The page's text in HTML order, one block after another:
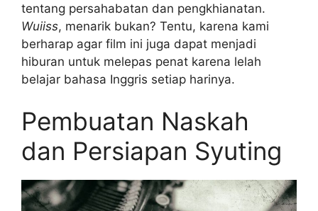
tentang persahabatan dan pengkhianatan.
Wuiiss, menarik bukan? Tentu, karena kami
berharap agar film ini juga dapat menjadi
hiburan untuk melepas penat karena lelah
belajar bahasa Inggris setiap harinya.
Pembuatan Naskah
dan Persiapan Syuting